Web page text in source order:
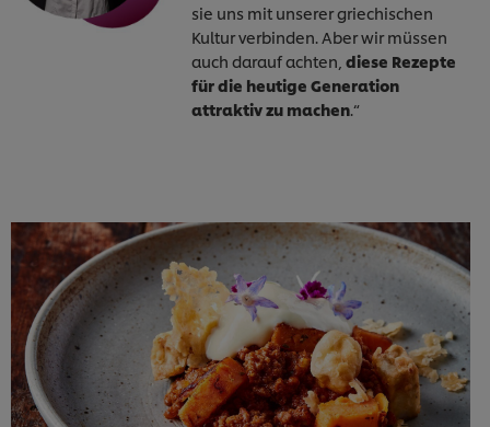
sie uns mit unserer griechischen
Kultur verbinden. Aber wir müssen
auch darauf achten, diese Rezepte
für die heutige Generation
attraktiv zu machen.“